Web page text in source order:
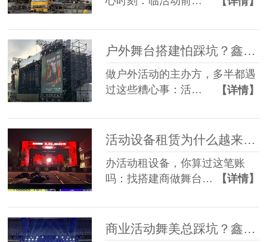
户外舞台搭建怕踩坑？鑫禾舞美给你稳稳的保障
做户外活动的主办方，多半都遇
过这些糟心事：活…
【详情】
活动设备租赁为什么越来越多人选一站式？
办活动租设备，你算过这笔账
吗：找搭建商做舞台…
【详情】
商业活动舞美总踩坑？鑫禾一站式方案帮您避坑